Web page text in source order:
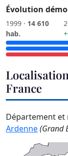
Évolution
1999 · 14 610
hab.
France
Département et
Ardenne(Grand